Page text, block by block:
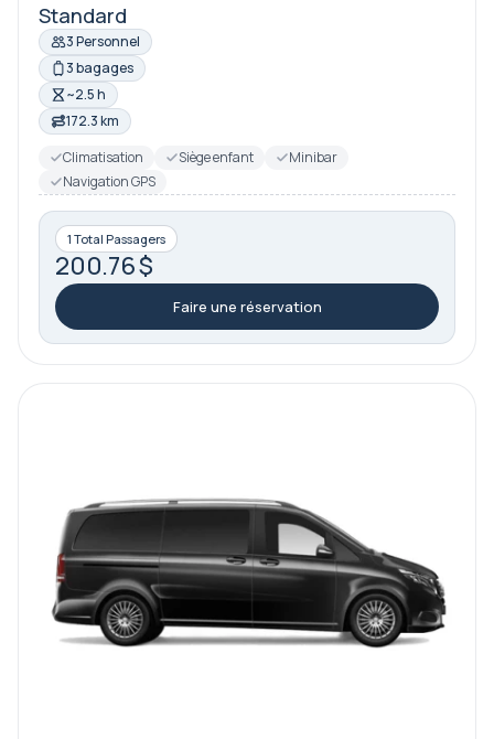
Standard
3 Personnel
3 bagages
~2.5 h
172.3 km
Climatisation
Siège enfant
Minibar
Navigation GPS
1 Total Passagers
200.76 $
Faire une réservation